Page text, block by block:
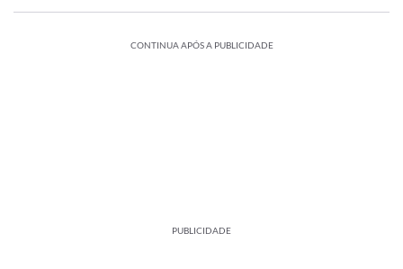
CONTINUA APÓS A PUBLICIDADE
PUBLICIDADE